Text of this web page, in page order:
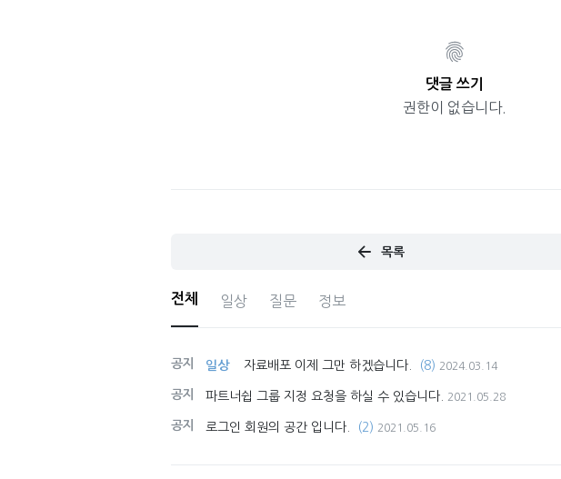
댓글 쓰기
권한이 없습니다.
목록
전체 일상 질문 정보
공지 일상 자료배포 이제 그만 하겠습니다. (8) 2024.03.14
공지 파트너쉽 그룹 지정 요청을 하실 수 있습니다. 2021.05.28
공지 로그인 회원의 공간 입니다. (2) 2021.05.16